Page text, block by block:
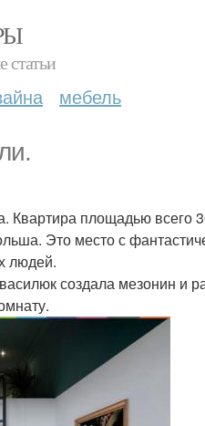
статьи
мебель
Квартира площадью всего
Это место с
людей.
создала мезонин и